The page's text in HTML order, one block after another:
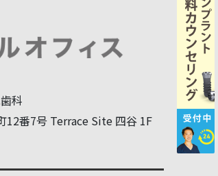
科
12番7号 Terrace Site 四谷 1F